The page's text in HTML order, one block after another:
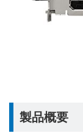
製品概要